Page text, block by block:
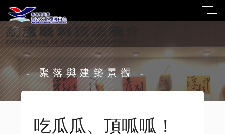
- 聚落與建築景觀 -
吃瓜瓜、頂呱呱！